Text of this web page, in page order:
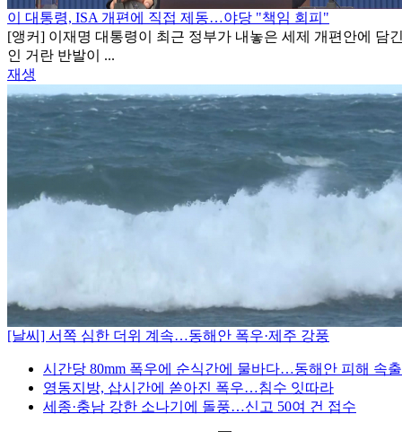
이 대통령, ISA 개편에 직접 제동…야당 "책임 회피"
[앵커] 이재명 대통령이 최근 정부가 내놓은 세제 개편안에 담
인 거란 반발이 ...
재생
[날씨] 서쪽 심한 더위 계속…동해안 폭우·제주 강풍
시간당 80mm 폭우에 순식간에 물바다…동해안 피해 속출
영동지방, 삽시간에 쏟아진 폭우…침수 잇따라
세종·충남 강한 소나기에 돌풍…신고 50여 건 접수